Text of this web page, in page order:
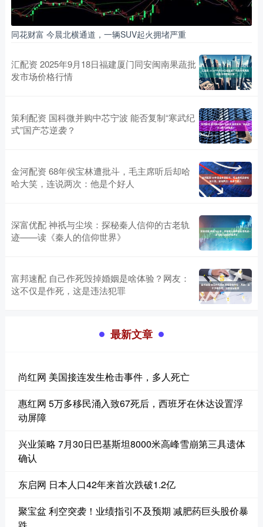
同花财富 今晨北横通道，一辆SUV起火拥堵严重
汇配资 2025年9月18日福建厦门同安闽南果蔬批
发市场价格行情
策利配资 国科微并购中芯宁波 能否复制“寒武纪
式”国产芯逆袭？
金河配资 68年侯宝林遭批斗，毛主席听后却哈
哈大笑，连说两次：他是个好人
深富优配 神祇与尘埃：探秘秦人信仰的古老轨
迹——读《秦人的信仰世界》
富邦速配 自己作死毁掉婚姻是啥体验？网友：
这不仅是作死，这是违法犯罪
最新文章
尚红网 美国接连发生枪击事件，多人死亡
惠红网 5万多移民涌入致67死后，西班牙在休达设置浮
动屏障
兴业策略 7月30日巴基斯坦8000米高峰雪崩第三具遗体
确认
东启网 日本人口42年来首次跌破1.2亿
聚宝盆 利空突袭！业绩指引不及预期 减肥药巨头股价暴